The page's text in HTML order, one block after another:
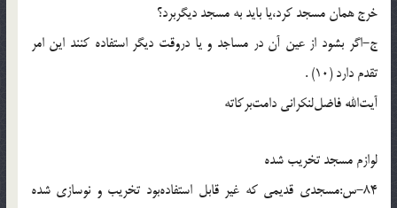
خرج همان مسجد كرد،يا بايد به مسجد ديگربرد؟
ج-اگر بشود از عين آن در مساجد و يا دروقت ديگر استفاده كنند اين امر
تقدم دارد (10) .
آيت‌الله فاضل‌لنكرانى دامت‌بركاته
لوازم مسجد تخريب شده
84-س:مسجدى قديمى كه غير قابل استفاده‌بود تخريب و نوسازى شده